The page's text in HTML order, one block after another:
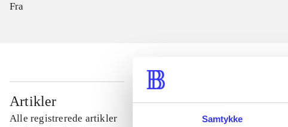
Samtykke
Fra
Artikler
Alle registrerede artikler